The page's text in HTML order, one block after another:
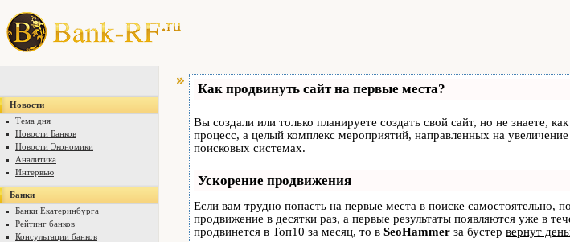
Новости
Тема дня
Новости Банков
Новости Экономики
Аналитика
Интервью
Банки
Банки Екатеринбурга
Рейтинг банков
Консультации банков
Как продвинуть сайт на первые места?
Вы создали или только планируете создать свой сайт, но не знаете,
процесс, а целый комплекс мероприятий, направленных на
поисковых системах.
Ускорение продвижения
Если вам трудно попасть на первые места в поиске самостоятельно,
продвижение в десятки раз, а первые результаты появляются уже в
продвинется в Топ10 за месяц, то в SeoHammer за бустер вернут